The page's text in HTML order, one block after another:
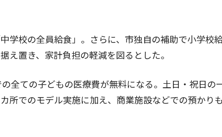
校の全員給食」。さらに、市独自の補助で小学校
え置き、家計負担の軽減を図るとした。
ての子どもの医療費が無料になる。土日・祝日の
所でのモデル実施に加え、商業施設などでの預かり